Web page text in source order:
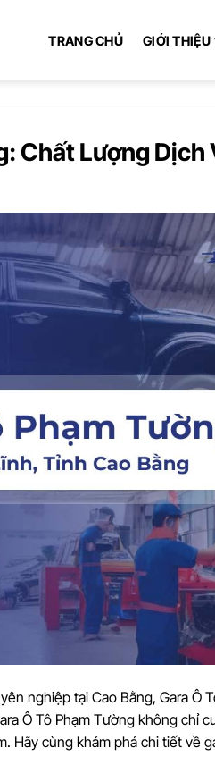
TRANG CHỦ GIỚI THIỆU
Chất Lượng Dịch
nghiệp tại Cao Bằng, Gara Ô
Ô Tô Phạm Tường không chỉ
Hãy cùng khám phá chi tiết về